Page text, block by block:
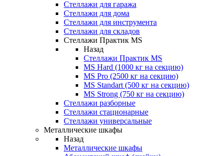
Стеллажи для гаража
Стеллажи для дома
Стеллажи для инструмента
Стеллажи для складов
Стеллажи Практик MS
Назад
Стеллажи Практик MS
MS Hard (1000 кг на секцию)
MS Pro (2500 кг на секцию)
MS Standart (500 кг на секцию)
MS Strong (750 кг на секцию)
Стеллажи разборные
Стеллажи стационарные
Стеллажи универсальные
Металлические шкафы
Назад
Металлические шкафы